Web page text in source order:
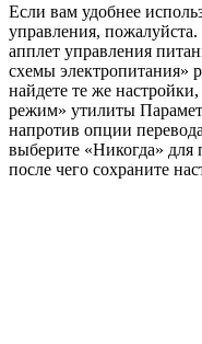
Если вам удобнее
управления,
апплет управления
схемы электропитания»
найдете те же
режим» утилиты
напротив опции
выберите «Никогда» для
после чего сохраните